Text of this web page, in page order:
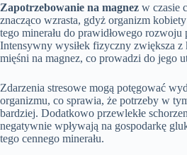
Zapotrzebowanie na magnez w czasie
znacząco wzrasta, gdyż organizm
tego minerału do prawidłowego rozwoju
Intensywny wysiłek fizyczny zwiększa z
mięśni na magnez, co prowadzi do jego
Zdarzenia stresowe mogą potęgować
organizmu, co sprawia, że potrzeby w
bardziej. Dodatkowo przewlekłe
negatywnie wpływają na gospodarkę
tego cennego minerału.